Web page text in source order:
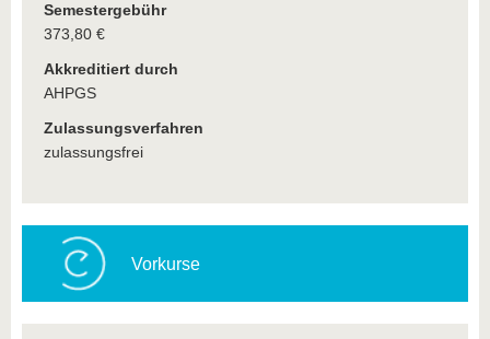
Semestergebühr
373,80 €
Akkreditiert durch
AHPGS
Zulassungsverfahren
zulassungsfrei
Vorkurse